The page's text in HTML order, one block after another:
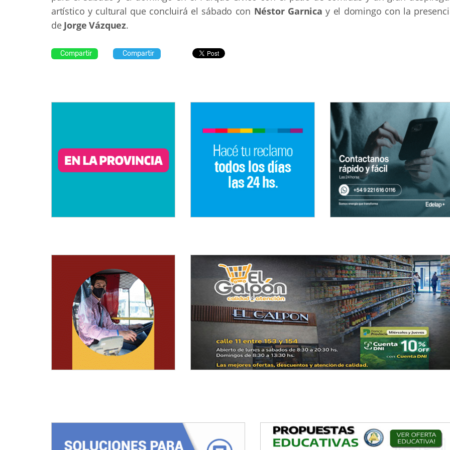
artístico y cultural que concluirá el sábado con Néstor Garnica y el domingo con la
de Jorge Vázquez.
Compartir Compartir